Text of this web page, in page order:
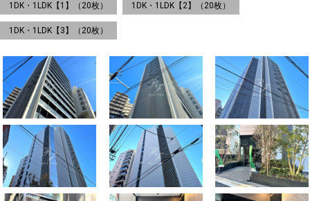
1DK・1LDK【1】（20枚） 1DK・1LDK【2】（20枚）
1DK・1LDK【3】（20枚）